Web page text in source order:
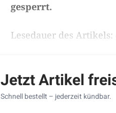
gesperrt.
Lesedauer des
Jetzt Artikel
Schnell bestellt – jederzeit kündbar.